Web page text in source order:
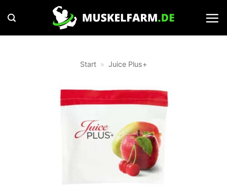
Inhalt
springen
Start » Juice Plus+